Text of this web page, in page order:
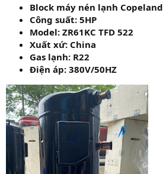
Block máy nén lạnh Copeland
Công suất: 5HP
Model: ZR61KC TFD 522
Xuất xứ: China
Gas lạnh: R22
Điện áp: 380V/50HZ